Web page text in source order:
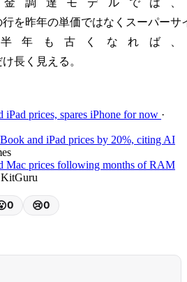
を昨年の単価ではなくスーパーサ
年も古くなれば、
長く見える。
iPad prices, spares iPhone for now ·
and iPad prices by 20%, citing AI
Mac prices following months of RAM
KitGuru